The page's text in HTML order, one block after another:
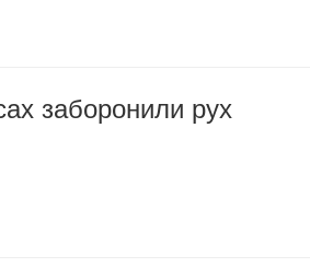
заборонили рух